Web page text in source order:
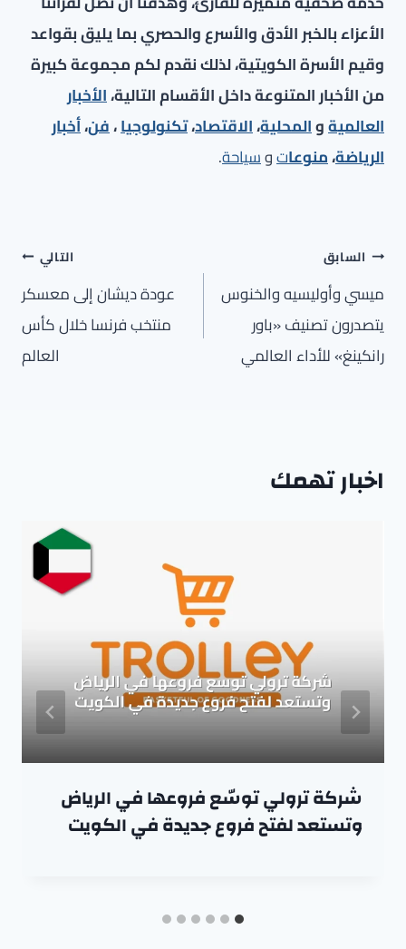
الأعزاء بالخبر الأدق والأسرع والحصري بما يليق بقواعد
وقيم الأسرة الكويتية، لذلك نقدم لكم مجموعة كبيرة
من الأخبار المتنوعة داخل الأقسام التالية،الأخبار
العالميةوالمحلية،الاقتصاد،تكنولوجيا،فن،أخبار
الرياضة،منوعاتوسياحة.
تصفّح
المقالات
السابق
ميسي وأوليسيه والخنوس
يتصدرون تصنيف «باور
رانكينغ» للأداء العالمي
التالي
عودة ديشان إلى معسكر
منتخب فرنسا خلال كأس
العالم
اخبار تهمك
شركة ترولي توسّع فروعها في الرياض
وتستعد لفتح فروع جديدة في الكويت